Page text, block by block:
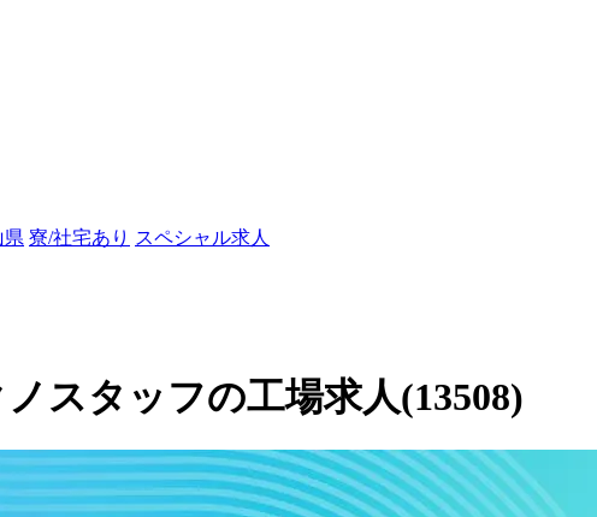
県 寮/社宅あり スペシャル求人
スタッフの工場求人(13508)